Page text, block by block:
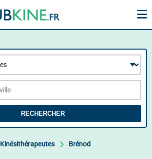
RECHERCHER
Kinésithérapeutes Brénod